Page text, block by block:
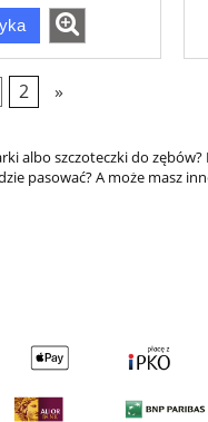
2 »
albo szczoteczki do
pasować? A może masz